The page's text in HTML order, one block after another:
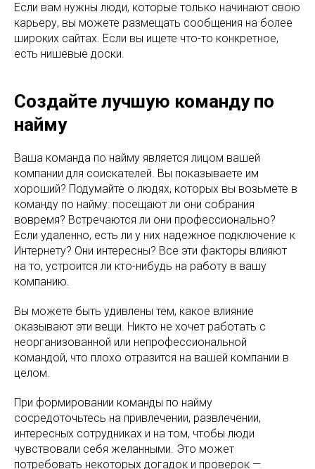
Если вам нужны люди, которые только начинают свою
карьеру, вы можете размещать сообщения на более
широких сайтах. Если вы ищете что-то конкретное,
есть нишевые доски.
Создайте лучшую команду по
найму
Ваша команда по найму является лицом вашей
компании для соискателей. Вы показываете им
хороший? Подумайте о людях, которых вы возьмете в
команду по найму: посещают ли они собрания
вовремя? Встречаются ли они профессионально?
Если удаленно, есть ли у них надежное подключение к
Интернету? Они интересны? Все эти факторы влияют
на то, устроится ли кто-нибудь на работу в вашу
компанию.
Вы можете быть удивлены тем, какое влияние
оказывают эти вещи. Никто не хочет работать с
неорганизованной или непрофессиональной
командой, что плохо отразится на вашей компании в
целом.
При формировании команды по найму
сосредоточьтесь на привлечении, развлечении,
интересных сотрудниках и на том, чтобы люди
чувствовали себя желанными. Это может
потребовать некоторых догадок и проверок —